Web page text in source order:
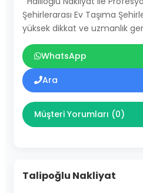
Şehirlerarası Ev Taşıma
yüksek dikkat ve uzmanlık
WhatsApp
Ara
Müşteri Yorumları (0)
Talipoğlu Nakliyat